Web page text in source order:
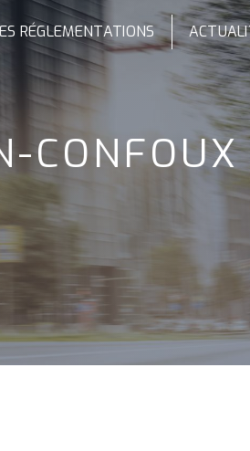
RÉGLEMENTATIONS
CONFOUX